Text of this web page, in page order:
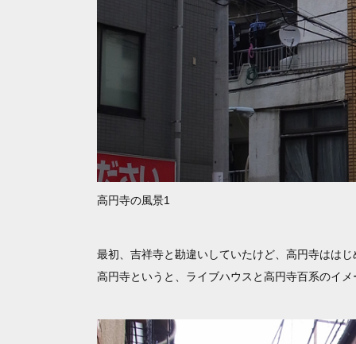
高円寺の風景1
最初、吉祥寺と勘違いしていたけど、高円寺はは
高円寺というと、ライブハウスと高円寺百系のイ